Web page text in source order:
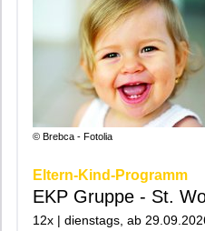
© Brebca - Fotolia
Eltern-Kind-Programm
EKP Gruppe - St.
12x | dienstags, ab